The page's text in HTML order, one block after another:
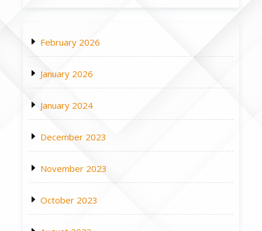
February 2026
January 2026
January 2024
December 2023
November 2023
October 2023